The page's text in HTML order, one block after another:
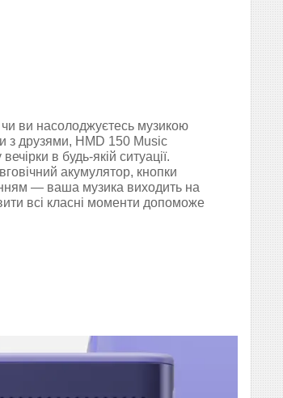
ви насолоджуєтесь музикою
з друзями, HMD 150 Music
в будь-якій ситуації.
акумулятор, кнопки
— ваша музика виходить на
всі класні моменти допоможе